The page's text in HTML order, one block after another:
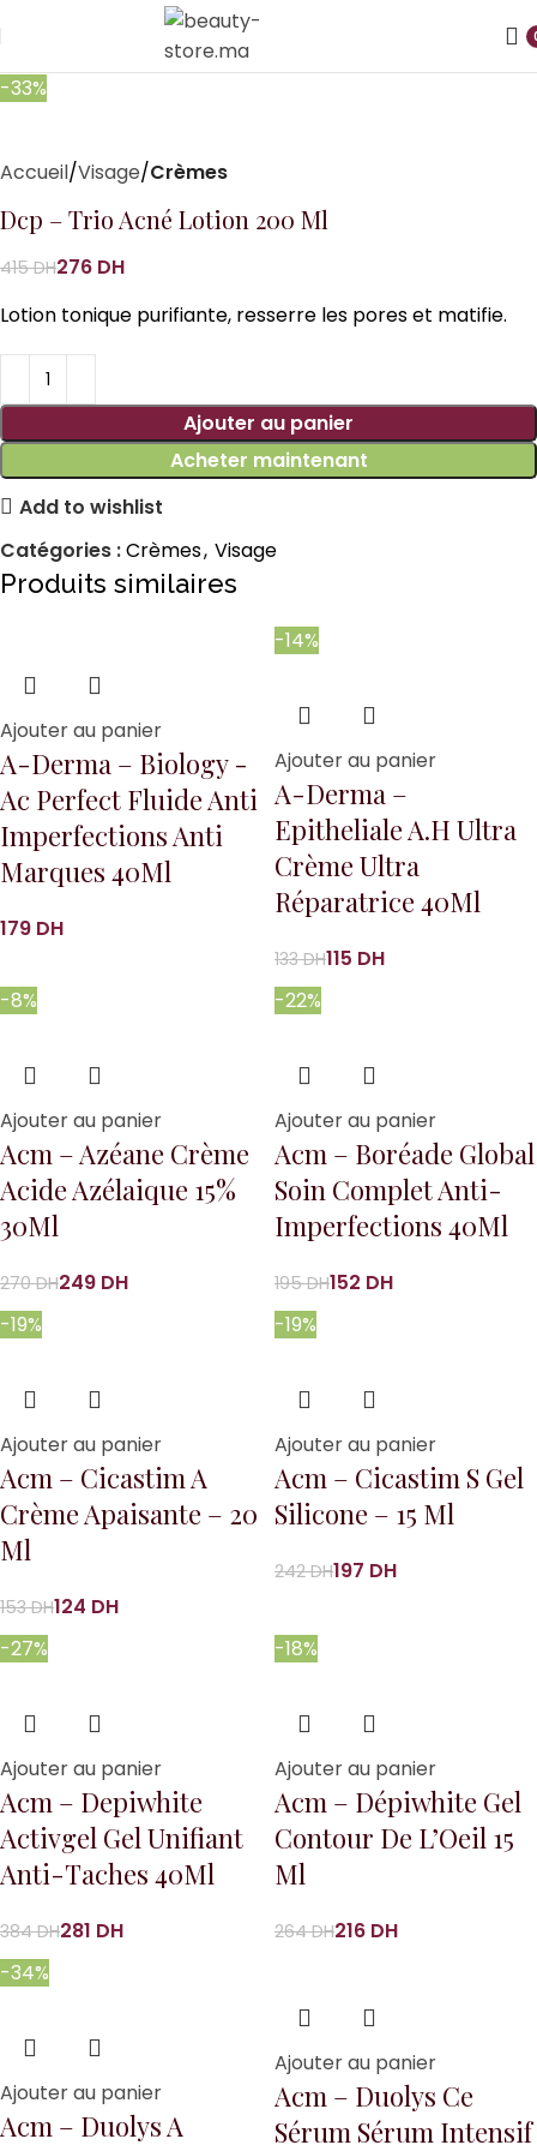
-33%
Accueil Visage Crèmes
Dcp – Trio Acné Lotion 200 Ml
415DH276 DH
Lotion tonique purifiante, resserre les pores et matifie.
Ajouter au panier
Acheter maintenant
Add to wishlist
Catégories :Crèmes, Visage
Produits similaires
Ajouter au panier
A-Derma – Biology -
Ac Perfect Fluide Anti
Imperfections Anti
Marques 40Ml
DH
-14%
Ajouter au panier
A-Derma –
Epitheliale A.H Ultra
Crème Ultra
Réparatrice 40Ml
133DH115 DH
-8%
Ajouter au panier
Acm – Azéane Crème
Acide Azélaique 15%
30Ml
270DH249 DH
-22%
Ajouter au panier
Acm – Boréade Global
Soin Complet Anti-
Imperfections 40Ml
195DH152 DH
-19%
Ajouter au panier
Acm – Cicastim A
Crème Apaisante – 20
Ml
153DH124 DH
-19%
Ajouter au panier
Acm – Cicastim S Gel
Silicone – 15 Ml
242DH197 DH
-27%
Ajouter au panier
Acm – Depiwhite
Activgel Gel Unifiant
Anti-Taches 40Ml
384DH281 DH
-18%
Ajouter au panier
Acm – Dépiwhite Gel
Contour De L’Oeil 15
Ml
264DH216 DH
-34%
Ajouter au panier
Acm – Duolys A
Ajouter au panier
Acm – Duolys Ce
Sérum Sérum Intensif